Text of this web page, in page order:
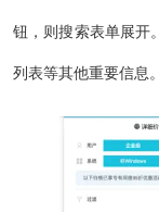
钮，则搜索表单展开
列表等其他重要信息。